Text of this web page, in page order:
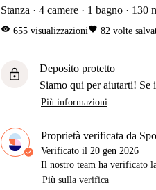
Stanza 4 camere 1 bagno 130
visibility 655 visualizzazionifavorite 82 volte
lock
Deposito protetto
Siamo qui per aiutarti!
Più informazioni
Proprietà verificata da
Verificato il 20 gen 2026
Il nostro team ha verificato
Più sulla verifica